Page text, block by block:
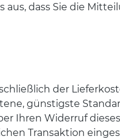
dass Sie die
der
günstigste
Ihren Widerruf
Transaktion